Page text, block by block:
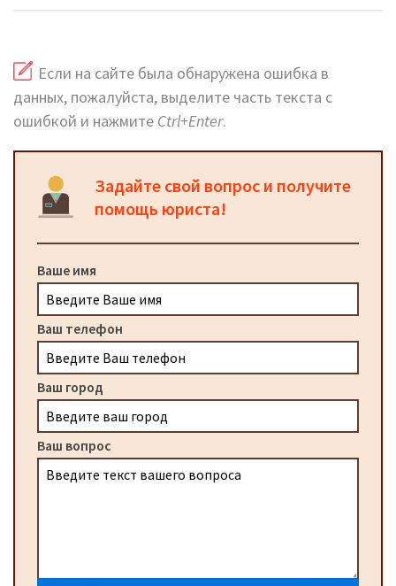
Если на сайте была обнаружена ошибка в
данных, пожалуйста, выделите часть текста с
ошибкой и нажмите Ctrl+Enter.
Задайте свой вопрос и получите
помощь юриста!
Ваше имя
Ваш телефон
Ваш город
Ваш вопрос